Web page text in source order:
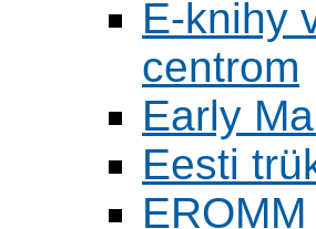
E-knihy
centrom
Early
Eesti